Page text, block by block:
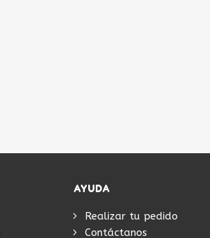
AYUDA
Realizar tu pedido
Contáctanos